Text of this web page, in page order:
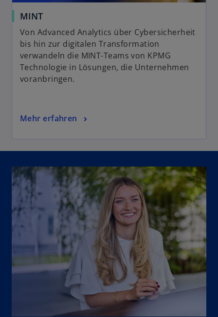
MINT
Von Advanced Analytics über Cybersicherheit
bis hin zur digitalen Transformation
verwandeln die MINT-Teams von KPMG
Technologie in Lösungen, die Unternehmen
voranbringen.
Mehr erfahren